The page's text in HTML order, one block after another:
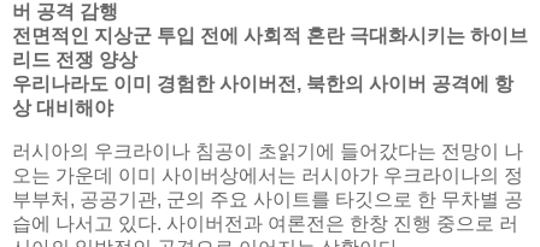
버 공격 감행
전면적인 지상군 투입 전에 사회적 혼란 극대화시키는 하이브
리드 전쟁 양상
우리나라도 이미 경험한 사이버전, 북한의 사이버 공격에 항
상 대비해야
러시아의 우크라이나 침공이 초읽기에 들어갔다는 전망이 나
오는 가운데 이미 사이버상에서는 러시아가 우크라이나의 정
부부처, 공공기관, 군의 주요 사이트를 타깃으로 한 무차별 공
습에 나서고 있다. 사이버전과 여론전은 한창 진행 중으로 러